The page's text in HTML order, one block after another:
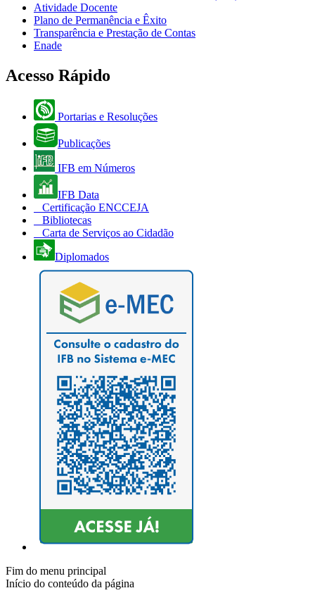
Atividade Docente
Plano de Permanência e Êxito
Transparência e Prestação de Contas
Enade
Acesso Rápido
Portarias e Resoluções
Publicações
IFB em Números
IFB Data
Certificação ENCCEJA
Bibliotecas
Carta de Serviços ao Cidadão
Diplomados
Fim do menu principal
Início do conteúdo da página